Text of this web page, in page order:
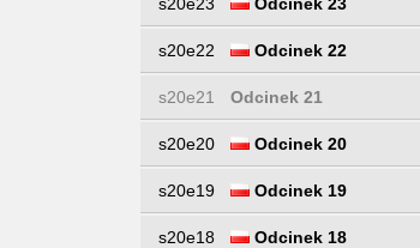
s20e22 Odcinek 22
s20e21 Odcinek 21
s20e20 Odcinek 20
s20e19 Odcinek 19
s20e18 Odcinek 18